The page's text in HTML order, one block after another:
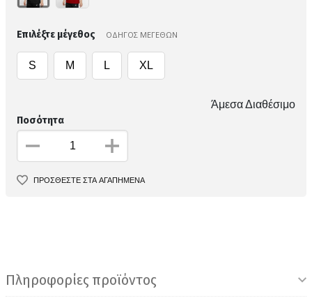
Επιλέξτε μέγεθος ΟΔΗΓΟΣ ΜΕΓΕΘΩΝ
S M L XL
Άμεσα Διαθέσιμο
Ποσότητα
ΠΡΟΣΘΕΣΤΕ ΣΤΑ ΑΓΑΠΗΜΕΝΑ
Πληροφορίες προϊόντος